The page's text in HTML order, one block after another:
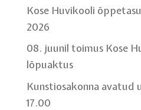
Kose Huvikooli
2026
08. juunil toimus Kose
lõpuaktus
Kunstiosakonna avatud
17.00